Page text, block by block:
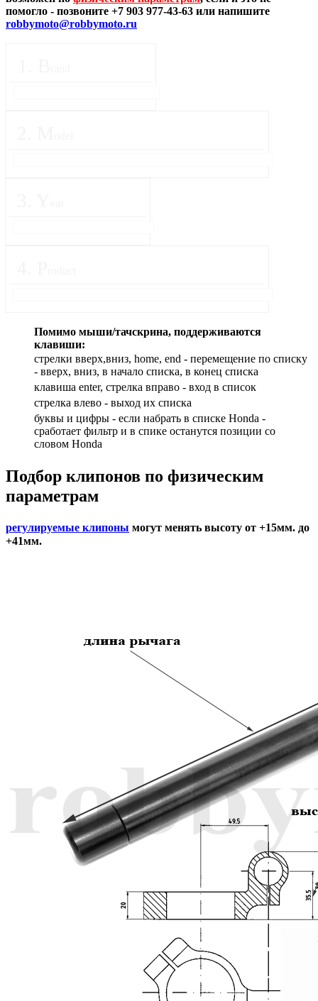
помогло - позвоните +7 903 977-43-63 или напишите
robbymoto@robbymoto.ru
Помимо мыши/тачскрина, поддерживаются
клавиши:
стрелки вверх,вниз, home, end - перемещение по списку
- вверх, вниз, в начало списка, в конец списка
клавиша enter, стрелка вправо - вход в список
cтрелка влево - выход их списка
буквы и цифры - если набрать в списке Honda -
сработает фильтр и в спике останутся позиции со
словом Honda
Подбор клипонов по физическим
параметрам
регулируемые клипоны могут менять высоту от +15мм. до
+41мм.